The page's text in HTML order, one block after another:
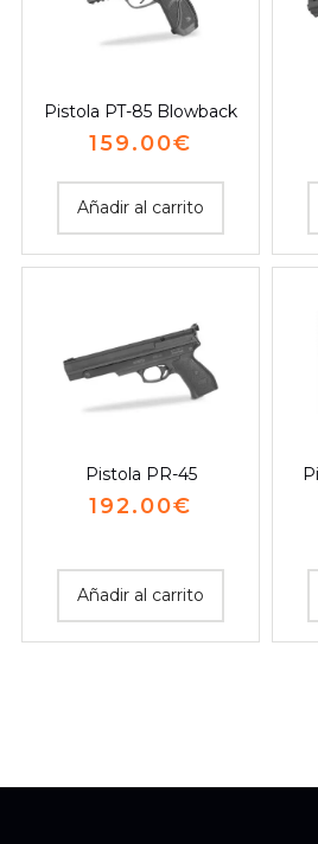
Pistola PT-85 Blowback
159.00€
Añadir al carrito
Pistola PR-45
192.00€
Añadir al carrito